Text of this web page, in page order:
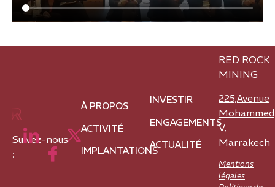
Suivez-nous
:
À PROPOS
ACTIVITÉ
IMPLANTATIONS
INVESTIR
ENGAGEMENTS
ACTUALITÉ
RED ROCK
MINING
225,Avenue
Mohammed
V,
Marrakech
Mentions
légales